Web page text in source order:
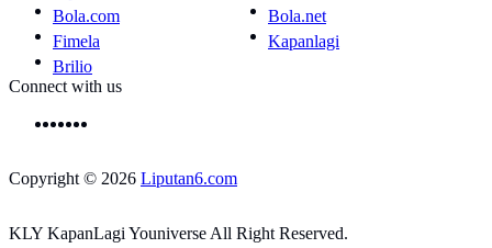
Bola.com
Bola.net
Fimela
Kapanlagi
Brilio
Connect with us
Copyright © 2026 Liputan6.com
KLY KapanLagi Youniverse All Right Reserved.